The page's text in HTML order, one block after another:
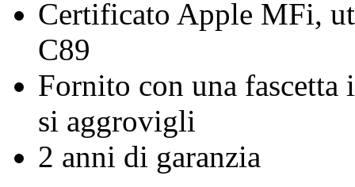
Certificato Apple MFi,
C89
Fornito con una
si aggrovigli
2 anni di garanzia